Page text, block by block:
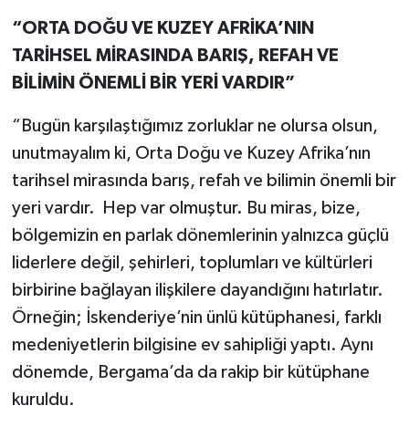
“ORTA DOĞU VE KUZEY AFRİKA’NIN
TARİHSEL MİRASINDA BARIŞ, REFAH VE
BİLİMİN ÖNEMLİ BİR YERİ VARDIR”
“Bugün karşılaştığımız zorluklar ne olursa olsun,
unutmayalım ki, Orta Doğu ve Kuzey Afrika’nın
tarihsel mirasında barış, refah ve bilimin önemli bir
yeri vardır. Hep var olmuştur. Bu miras, bize,
bölgemizin en parlak dönemlerinin yalnızca güçlü
liderlere değil, şehirleri, toplumları ve kültürleri
birbirine bağlayan ilişkilere dayandığını hatırlatır.
Örneğin; İskenderiye’nin ünlü kütüphanesi, farklı
medeniyetlerin bilgisine ev sahipliği yaptı. Aynı
dönemde, Bergama’da da rakip bir kütüphane
kuruldu.